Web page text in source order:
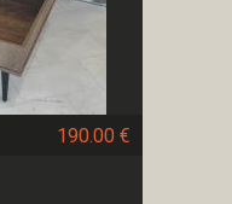
190.00 €